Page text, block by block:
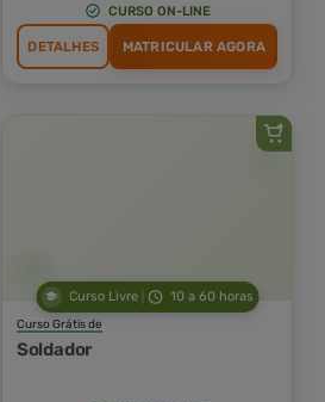
CURSO ON-LINE
DETALHES MATRICULAR AGORA
Curso Livre 10 a 60 horas
Curso Grátis de
Soldador